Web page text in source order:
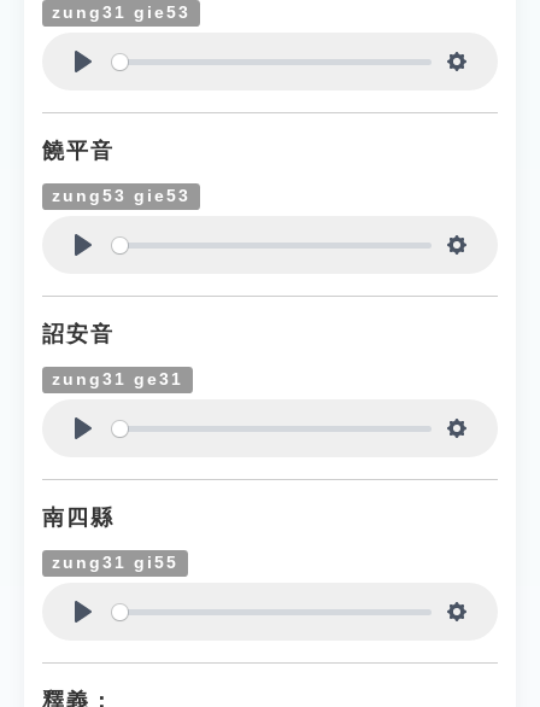
zung31 gie53
饒平音
zung53 gie53
詔安音
zung31 ge31
南四縣
zung31 gi55
釋義：